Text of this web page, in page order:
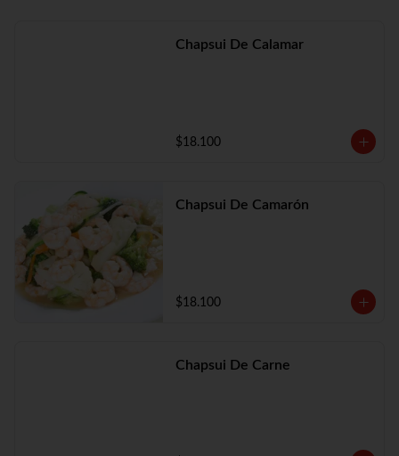
Chapsui De Calamar
$18.100
Chapsui De Camarón
$18.100
Chapsui De Carne